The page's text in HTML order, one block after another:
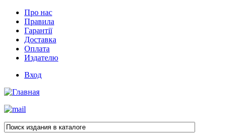
Про нас
Правила
Гарантії
Доставка
Оплата
Издателю
Вход